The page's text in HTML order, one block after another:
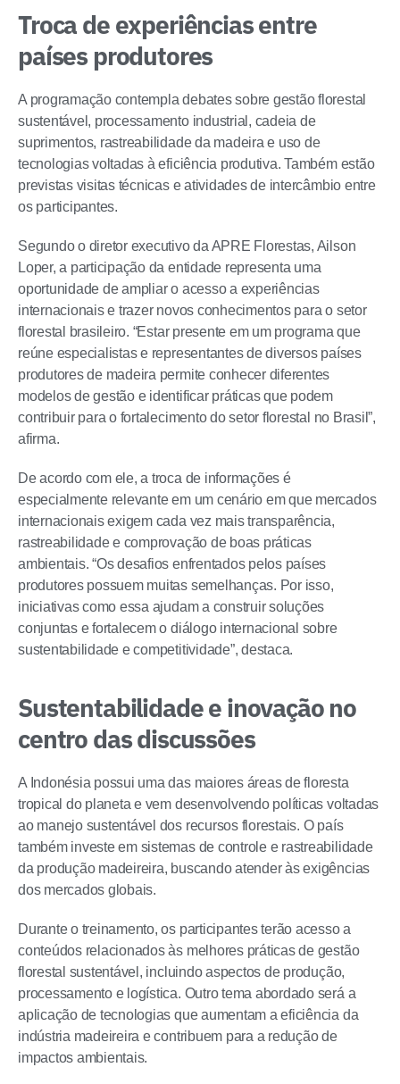
Troca de experiências entre
países produtores
A programação contempla debates sobre gestão florestal
sustentável, processamento industrial, cadeia de
suprimentos, rastreabilidade da madeira e uso de
tecnologias voltadas à eficiência produtiva. Também estão
previstas visitas técnicas e atividades de intercâmbio entre
os participantes.
Segundo o diretor executivo da APRE Florestas, Ailson
Loper, a participação da entidade representa uma
oportunidade de ampliar o acesso a experiências
internacionais e trazer novos conhecimentos para o setor
florestal brasileiro. “Estar presente em um programa que
reúne especialistas e representantes de diversos países
produtores de madeira permite conhecer diferentes
modelos de gestão e identificar práticas que podem
contribuir para o fortalecimento do setor florestal no Brasil”,
afirma.
De acordo com ele, a troca de informações é
especialmente relevante em um cenário em que mercados
internacionais exigem cada vez mais transparência,
rastreabilidade e comprovação de boas práticas
ambientais. “Os desafios enfrentados pelos países
produtores possuem muitas semelhanças. Por isso,
iniciativas como essa ajudam a construir soluções
conjuntas e fortalecem o diálogo internacional sobre
sustentabilidade e competitividade”, destaca.
Sustentabilidade e inovação no
centro das discussões
A Indonésia possui uma das maiores áreas de floresta
tropical do planeta e vem desenvolvendo políticas voltadas
ao manejo sustentável dos recursos florestais. O país
também investe em sistemas de controle e rastreabilidade
da produção madeireira, buscando atender às exigências
dos mercados globais.
Durante o treinamento, os participantes terão acesso a
conteúdos relacionados às melhores práticas de gestão
florestal sustentável, incluindo aspectos de produção,
processamento e logística. Outro tema abordado será a
aplicação de tecnologias que aumentam a eficiência da
indústria madeireira e contribuem para a redução de
impactos ambientais.